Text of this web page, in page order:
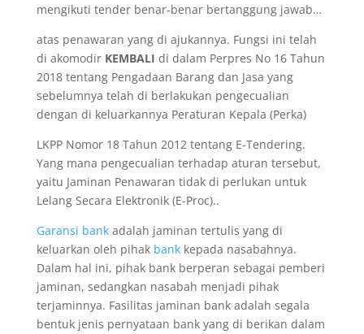
mengikuti tender benar-benar bertanggung jawab…
atas penawaran yang di ajukannya. Fungsi ini telah
di akomodir KEMBALI di dalam Perpres No 16 Tahun
2018 tentang Pengadaan Barang dan Jasa yang
sebelumnya telah di berlakukan pengecualian
dengan di keluarkannya Peraturan Kepala (Perka)
LKPP Nomor 18 Tahun 2012 tentang E-Tendering.
Yang mana pengecualian terhadap aturan tersebut,
yaitu Jaminan Penawaran tidak di perlukan untuk
Lelang Secara Elektronik (E-Proc)..
Garansi bankadalah jaminan tertulis yang di
keluarkan oleh pihak bank kepada nasabahnya.
Dalam hal ini, pihak bank berperan sebagai pemberi
jaminan, sedangkan nasabah menjadi pihak
terjaminnya. Fasilitas jaminan bank adalah segala
bentuk jenis pernyataan bank yang di berikan dalam